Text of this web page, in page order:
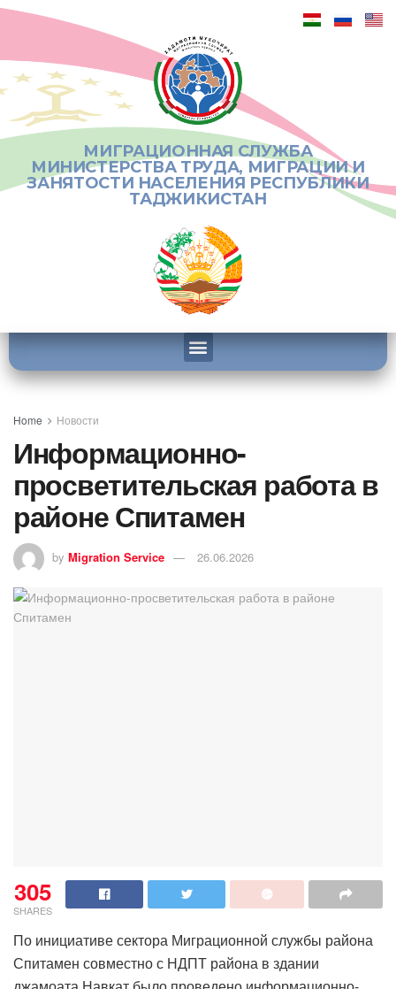
МИГРАЦИОННАЯ СЛУЖБА
МИНИСТЕРСТВА ТРУДА, МИГРАЦИИ И
ЗАНЯТОСТИ НАСЕЛЕНИЯ РЕСПУБЛИКИ
ТАДЖИКИСТАН
Home Новости
Информационно-
просветительская работа в
районе Спитамен
by Migration Service 26.06.2026
305
SHARES
По инициативе сектора Миграционной службы района
Спитамен совместно с НДПТ района в здании